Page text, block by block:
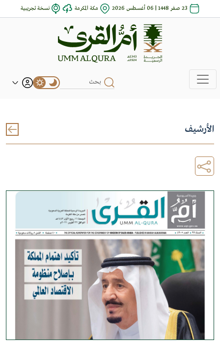
23 صفر 1448 | 06 أغسطس 2026 مكة المكرمة نسخة تجريبية
الأرشيف